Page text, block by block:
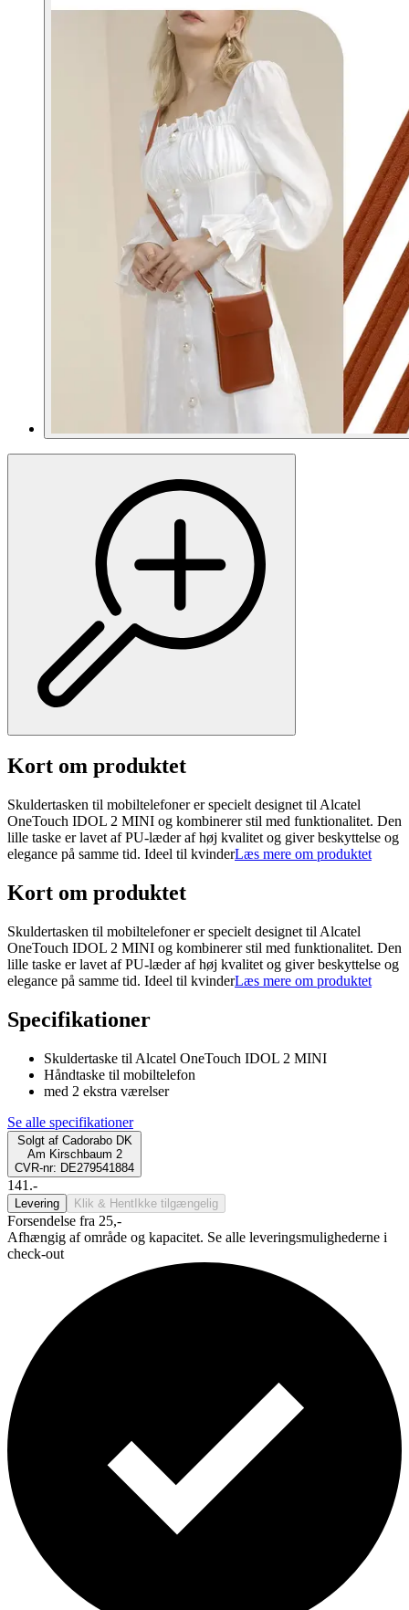
Kort om produktet
Skuldertasken til mobiltelefoner er specielt designet til Alcatel
OneTouch IDOL 2 MINI og kombinerer stil med funktionalitet. Den
lille taske er lavet af PU-læder af høj kvalitet og giver beskyttelse og
elegance på samme tid. Ideel til kvinderLæs mere om produktet
Kort om produktet
Skuldertasken til mobiltelefoner er specielt designet til Alcatel
OneTouch IDOL 2 MINI og kombinerer stil med funktionalitet. Den
lille taske er lavet af PU-læder af høj kvalitet og giver beskyttelse og
elegance på samme tid. Ideel til kvinderLæs mere om produktet
Specifikationer
Skuldertaske til Alcatel OneTouch IDOL 2 MINI
Håndtaske til mobiltelefon
med 2 ekstra værelser
Se alle specifikationer
Solgt af Cadorabo DK
Am Kirschbaum 2
CVR-nr: DE279541884
141.-
Levering Klik & Hent Ikke tilgængelig
Forsendelse fra 25,-
Afhængig af område og kapacitet. Se alle leveringsmulighederne i
check-out